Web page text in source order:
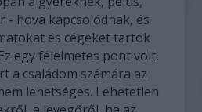
- hova kapcsolódnak, és
és cégeket tartok
egy félelmetes pont volt,
a családom számára az
lehetséges. Lehetetlen